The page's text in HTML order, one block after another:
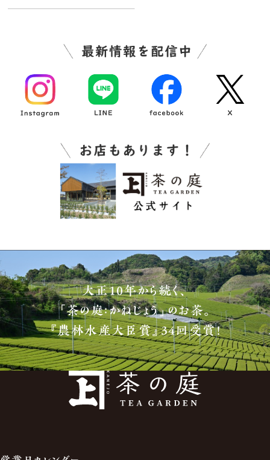
大正10年から続く、
「茶の庭：かねじょう」のお茶。
『農林水産大臣賞』34回受賞！